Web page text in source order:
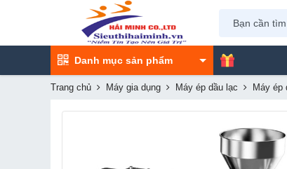
Danh mục sản phẩm
Trang chủ Máy gia dụng Máy ép dầu lạc Máy ép